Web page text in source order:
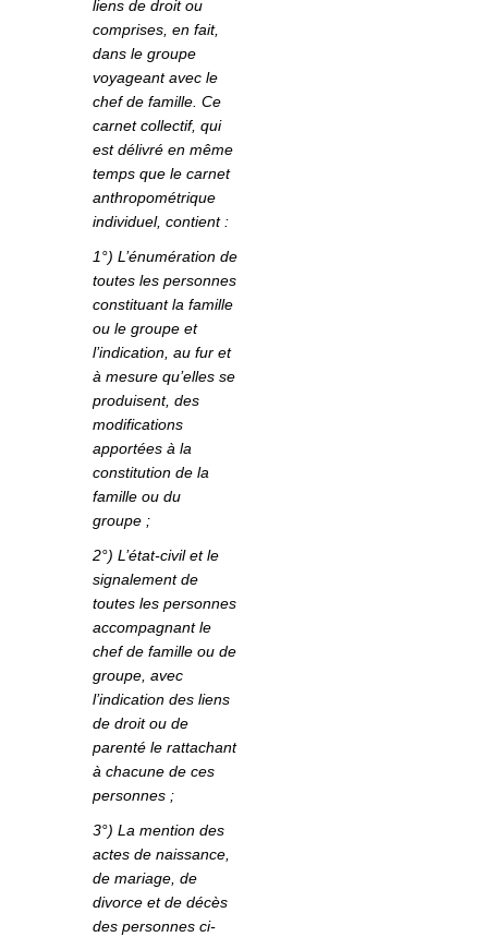
liens de droit ou
comprises, en fait,
dans le groupe
voyageant avec le
chef de famille. Ce
carnet collectif, qui
est délivré en même
temps que le carnet
anthropométrique
individuel, contient :
1°) L’énumération de
toutes les personnes
constituant la famille
ou le groupe et
l’indication, au fur et
à mesure qu’elles se
produisent, des
modifications
apportées à la
constitution de la
famille ou du
groupe ;
2°) L’état-civil et le
signalement de
toutes les personnes
accompagnant le
chef de famille ou de
groupe, avec
l’indication des liens
de droit ou de
parenté le rattachant
à chacune de ces
personnes ;
3°) La mention des
actes de naissance,
de mariage, de
divorce et de décès
des personnes ci-